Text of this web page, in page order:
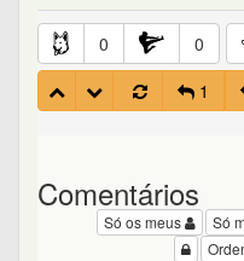
0 0
1
Comentários
Só
Só os meus